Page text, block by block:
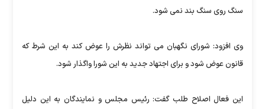
سنگ روی سنگ بند نمی شود.
وی افزود: شورای نگهبان می تواند نظرش را عوض کند به این شرط که
قانون عوض شود و برای اجتهاد جدید به این شورا واگذار شود.
این فعال اصلاح طلب گفت: رئیس مجلس و نمایندگان به این دلیل